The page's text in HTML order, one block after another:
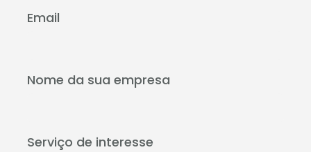
Email
Nome da sua empresa
Serviço de interesse